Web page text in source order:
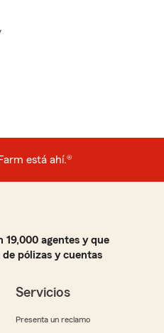
está ahí.®
19,000 agentes y que
pólizas y cuentas
Servicios
Presenta un reclamo